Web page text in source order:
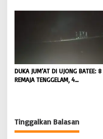
Pencarian Satu Korban Lain |
DUKA JUM’AT DI UJONG BATEE: 8
REMAJA TENGGELAM, 4
Tinggalkan Balasan